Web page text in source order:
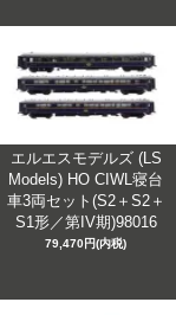
エルエスモデルズ (LS
Models) HO CIWL寝台
車3両セット(S2＋S2＋
S1形／第IV期)98016
79,470円(内税)